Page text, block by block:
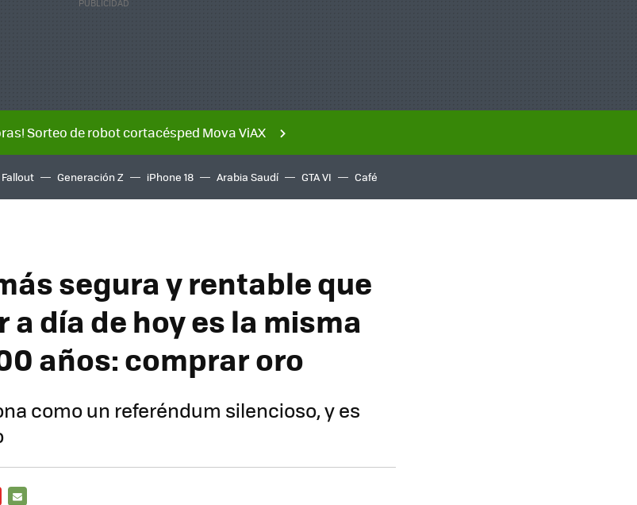
Sorteo de robot cortacésped Mova ViAX
Fallout Generación Z iPhone 18 Arabia Saudí GTA VI Café
segura y rentable que
día de hoy es la misma
años: comprar oro
como un referéndum silencioso, y es